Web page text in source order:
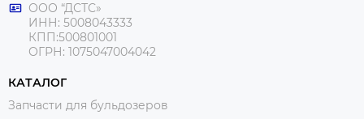
ООО “ДСТС»
ИНН: 5008043333
КПП:500801001
ОГРН: 1075047004042
КАТАЛОГ
Запчасти для бульдозеров